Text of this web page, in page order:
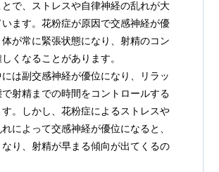
で、ストレスや自律神経の乱れが大
ます。花粉症が原因で交感神経が優
が常に緊張状態になり、射精のコン
くなることがあります。
は副交感神経が優位になり、リラッ
射精までの時間をコントロールする
。しかし、花粉症によるストレスや
によって交感神経が優位になると、
り、射精が早まる傾向が出てくるの